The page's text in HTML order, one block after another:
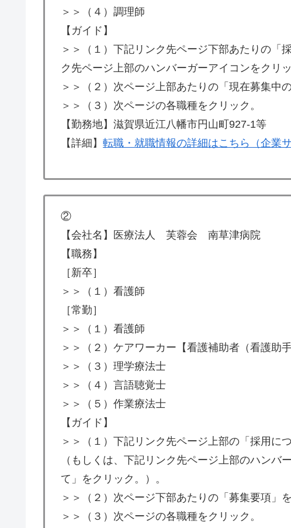
＞＞（４）調理師
【ガイド】
＞＞（１）下記リンク先ページ下部あたりの「
ク先ページ上部のハンバーガーアイコンをクリ
＞＞（２）次ページ上部あたりの「現在募集中
＞＞（３）次ページの各職種をクリック。
【勤務地】滋賀県近江八幡市円山町927-1等
【詳細】 転職・就職情報の詳細はこちら（企業
②
【会社名】医療法人 芙蓉会 南草津病院
【職務】
［新卒］
＞＞（１）看護師
［常勤］
＞＞（１）看護師
＞＞（２）ケアワーカー【看護補助者（看護助手
＞＞（３）理学療法士
＞＞（４）言語聴覚士
＞＞（５）作業療法士
【ガイド】
＞＞（１）下記リンク先ページ上部の「採用に
（もしくは、下記リンク先ページ上部のハン
て」をクリック。）。
＞＞（２）次ページ下部あたりの「募集要項」を
＞＞（３）次ページの各職種をクリック。